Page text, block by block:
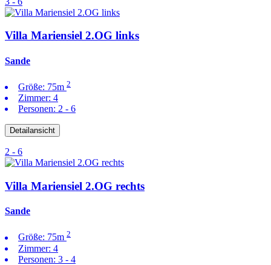
Villa Mariensiel 2.OG links
Sande
Größe: 75m 2
Zimmer: 4
Personen: 2 - 6
Detailansicht
2 - 6
Villa Mariensiel 2.OG rechts
Sande
Größe: 75m 2
Zimmer: 4
Personen: 3 - 4